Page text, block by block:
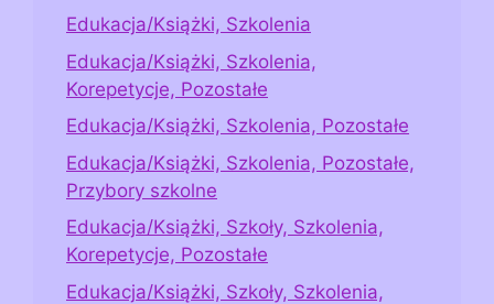
Edukacja/Książki, Szkolenia
Edukacja/Książki, Szkolenia,
Korepetycje, Pozostałe
Edukacja/Książki, Szkolenia, Pozostałe
Edukacja/Książki, Szkolenia, Pozostałe,
Przybory szkolne
Edukacja/Książki, Szkoły, Szkolenia,
Korepetycje, Pozostałe
Edukacja/Książki, Szkoły, Szkolenia,